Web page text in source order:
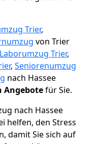
Trier,
von Trier
Laborumzug Trier,
, Seniorenumzug
nach Hassee
Angebotefür Sie.
nach Hassee
helfen, den Stress
damit Sie sich auf